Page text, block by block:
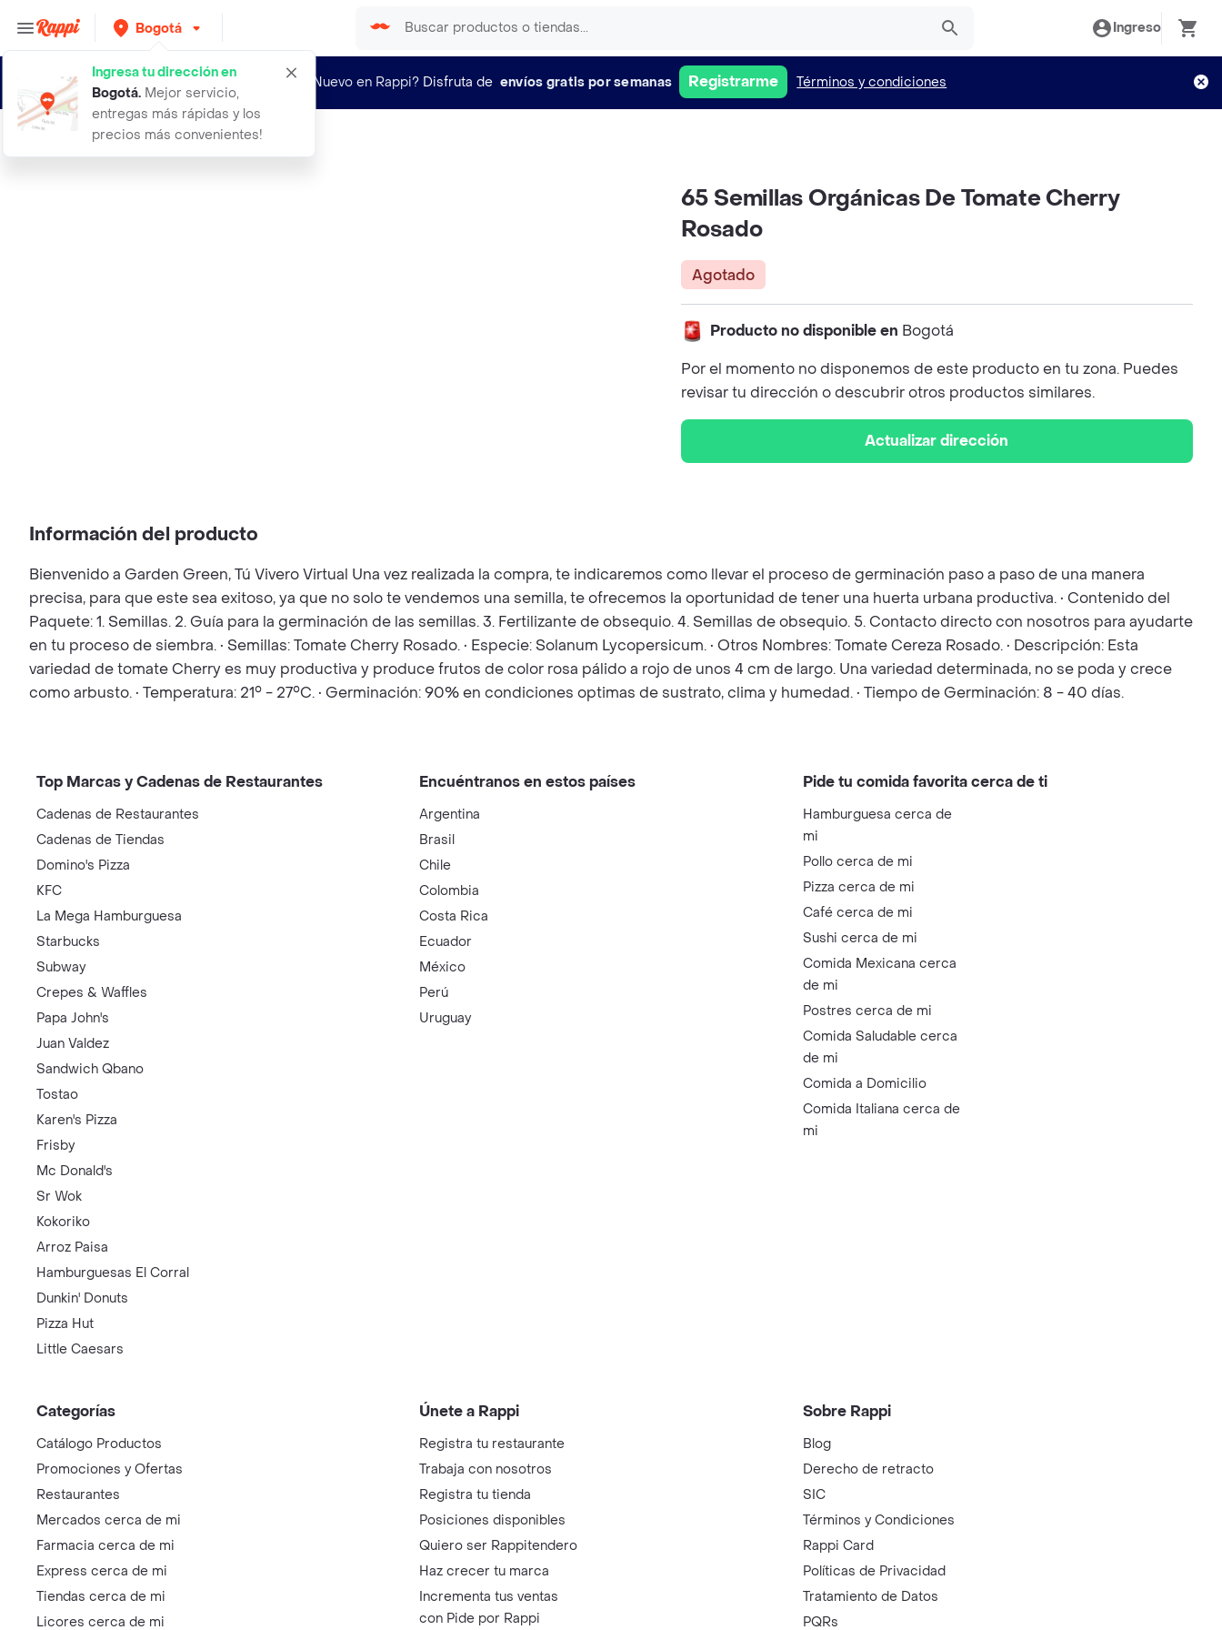
Bogotá
Ingresa tu dirección en
Bogotá. Mejor servicio,
entregas más rápidas y los
precios más convenientes!
Ingreso
¿Nuevo en Rappi? Disfruta de envíos gratis por semanas Registrarme Términos y condiciones
65 semillas organicas de tomate che
65 Semillas Orgánicas De Tomate Cherry
Rosado
Agotado
Producto no disponible en Bogotá
Por el momento no disponemos de este producto en tu zona. Puedes
revisar tu dirección o descubrir otros productos similares.
Actualizar dirección
Información del producto
Bienvenido a Garden Green, Tú Vivero Virtual Una vez realizada la compra, te indicaremos como llevar el proceso de germinación paso a paso de una manera
precisa, para que este sea exitoso, ya que no solo te vendemos una semilla, te ofrecemos la oportunidad de tener una huerta urbana productiva. • Contenido del
Paquete: 1. Semillas. 2. Guía para la germinación de las semillas. 3. Fertilizante de obsequio. 4. Semillas de obsequio. 5. Contacto directo con nosotros para ayudarte
en tu proceso de siembra. • Semillas: Tomate Cherry Rosado. • Especie: Solanum Lycopersicum. • Otros Nombres: Tomate Cereza Rosado. • Descripción: Esta
variedad de tomate Cherry es muy productiva y produce frutos de color rosa pálido a rojo de unos 4 cm de largo. Una variedad determinada, no se poda y crece
como arbusto. • Temperatura: 21° - 27°C. • Germinación: 90% en condiciones optimas de sustrato, clima y humedad. • Tiempo de Germinación: 8 - 40 días.
Top Marcas y Cadenas de Restaurantes
Cadenas de Restaurantes
Cadenas de Tiendas
Domino's Pizza
KFC
La Mega Hamburguesa
Starbucks
Subway
Crepes & Waffles
Papa John's
Juan Valdez
Sandwich Qbano
Tostao
Karen's Pizza
Frisby
Mc Donald's
Sr Wok
Kokoriko
Arroz Paisa
Hamburguesas El Corral
Dunkin' Donuts
Pizza Hut
Little Caesars
Encuéntranos en estos países
Argentina
Brasil
Chile
Colombia
Costa Rica
Ecuador
México
Perú
Uruguay
Pide tu comida favorita cerca de ti
Hamburguesa cerca de
mi
Pollo cerca de mi
Pizza cerca de mi
Café cerca de mi
Sushi cerca de mi
Comida Mexicana cerca
de mi
Postres cerca de mi
Comida Saludable cerca
de mi
Comida a Domicilio
Comida Italiana cerca de
mi
Categorías
Catálogo Productos
Promociones y Ofertas
Restaurantes
Mercados cerca de mi
Farmacia cerca de mi
Express cerca de mi
Tiendas cerca de mi
Licores cerca de mi
Únete a Rappi
Registra tu restaurante
Trabaja con nosotros
Registra tu tienda
Posiciones disponibles
Quiero ser Rappitendero
Haz crecer tu marca
Incrementa tus ventas
con Pide por Rappi
Sobre Rappi
Blog
Derecho de retracto
SIC
Términos y Condiciones
Rappi Card
Políticas de Privacidad
Tratamiento de Datos
PQRs